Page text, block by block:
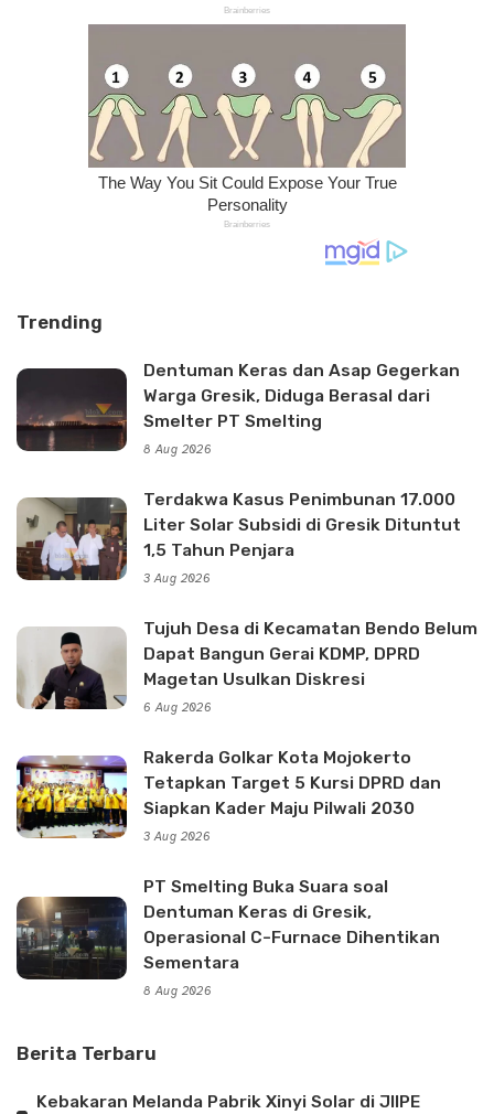
Trending
Dentuman Keras dan Asap Gegerkan
Warga Gresik, Diduga Berasal dari
Smelter PT Smelting
8 Aug 2026
Terdakwa Kasus Penimbunan 17.000
Liter Solar Subsidi di Gresik Dituntut
1,5 Tahun Penjara
3 Aug 2026
Tujuh Desa di Kecamatan Bendo Belum
Dapat Bangun Gerai KDMP, DPRD
Magetan Usulkan Diskresi
6 Aug 2026
Rakerda Golkar Kota Mojokerto
Tetapkan Target 5 Kursi DPRD dan
Siapkan Kader Maju Pilwali 2030
3 Aug 2026
PT Smelting Buka Suara soal
Dentuman Keras di Gresik,
Operasional C-Furnace Dihentikan
Sementara
8 Aug 2026
Berita Terbaru
Kebakaran Melanda Pabrik Xinyi Solar di JIIPE